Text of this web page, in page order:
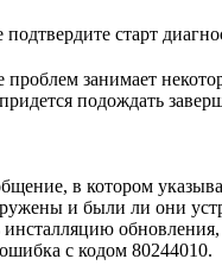
старт
занимает
подождать
в котором
и были ли они
инсталляцию
с кодом 80244010.